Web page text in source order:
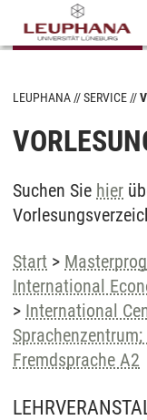
LEUPHANA SERVICE
Suchen Sie hier
Start >
International
> International
Sprachenzentrum;
Fremdsprache A2